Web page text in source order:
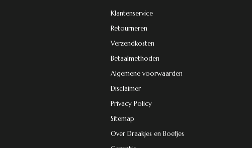
Klantenservice
Retourneren
Verzendkosten
Betaalmethoden
Algemene voorwaarden
Disclaimer
Privacy Policy
Sitemap
Over Draakjes en Boefjes